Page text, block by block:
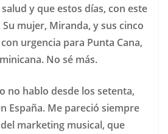
y que estos días, con este
mujer, Miranda, y sus cinco
urgencia para Punta Cana,
No sé más.
no hablo desde los setenta,
España. Me pareció siempre
marketing musical, que